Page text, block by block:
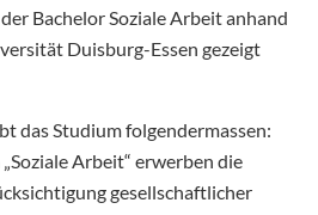
Bachelor Soziale Arbeit anhand
Duisburg-Essen gezeigt
das Studium folgendermassen:
Arbeit“ erwerben die
gesellschaftlicher